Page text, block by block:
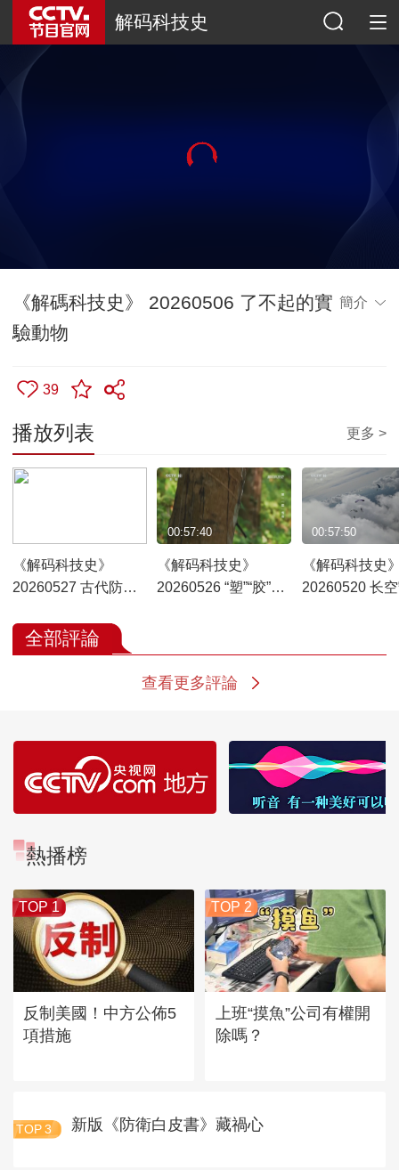
解码科技史
《解碼科技史》 20260506 了不起的實
驗動物
簡介
39
播放列表 更多 >
《解码科技史》
20260527 古代防涝
《解码科技史》
20260526 “塑”“胶”传
00:57:40
《解码科技史
20260520 长
00:57:50
全部評論
查看更多評論
熱播榜
TOP 1
反制美國！中方公佈5
項措施
TOP 2
上班“摸魚”公司有權開
除嗎？
TOP 3 新版《防衛白皮書》藏禍心